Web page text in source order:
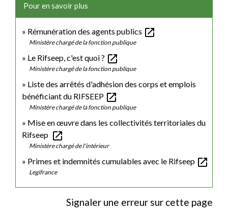
Pour en savoir plus
Rémunération des agents publics open_in_new
Ministère chargé de la fonction publique
Le Rifseep, c'est quoi ? open_in_new
Ministère chargé de la fonction publique
Liste des arrêtés d'adhésion des corps et emplois
bénéficiant du RIFSEEP open_in_new
Ministère chargé de la fonction publique
Mise en œuvre dans les collectivités territoriales du
Rifseep open_in_new
Ministère chargé de l'intérieur
Primes et indemnités cumulables avec le Rifseep open_in_new
Legifrance
Signaler une erreur sur cette page